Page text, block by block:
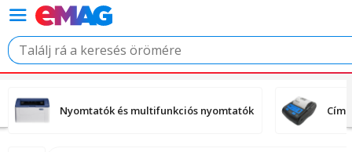
Nyomtatók és multifunkciós nyomtatók